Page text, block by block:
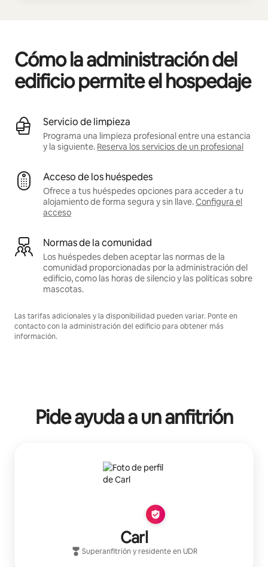
Cómo la administración del
edificio permite el hospedaje
Servicio de limpieza
Programa una limpieza profesional entre una estancia
y la siguiente. Reserva los servicios de un profesional
Acceso de los huéspedes
Ofrece a tus huéspedes opciones para acceder a tu
alojamiento de forma segura y sin llave.Configura el
acceso
Normas de la comunidad
Los huéspedes deben aceptar las normas de la
comunidad proporcionadas por la administración del
edificio, como las horas de silencio y las políticas sobre
mascotas.
Las tarifas adicionales y la disponibilidad pueden variar. Ponte en
contacto con la administración del edificio para obtener más
información.
Pide ayuda a un anfitrión
Carl
Superanfitrión y residente en UDR